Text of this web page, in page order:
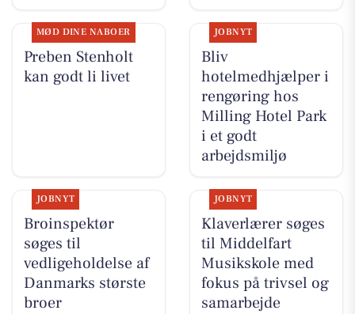
MØD DINE NABOER
Preben Stenholt
kan godt li livet
JOBNYT
Bliv
hotelmedhjælper i
rengøring hos
Milling Hotel Park
i et godt
arbejdsmiljø
JOBNYT
Broinspektør
søges til
vedligeholdelse af
Danmarks største
broer
JOBNYT
Klaverlærer søges
til Middelfart
Musikskole med
fokus på trivsel og
samarbejde